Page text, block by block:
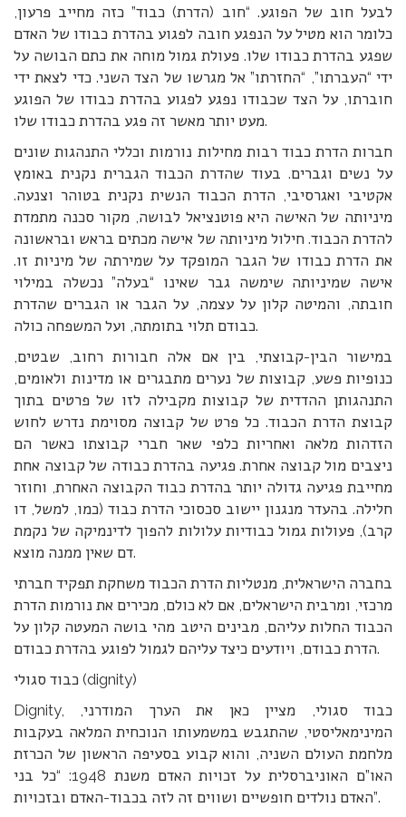
לבעל חוב של הפוגע. “חוב (הדרת) כבוד” כזה מחייב פרעון,
כלומר הוא מטיל על הנפגע חובה לפגוע בהדרת כבודו של האדם
שפגע בהדרת כבודו שלו. פעולת גמול מוחה את כתם הבושה על
ידי “העברתו”, “החזרתו” אל מגרשו של הצד השני. כדי לצאת ידי
חוברתו, על הצד שכבודו נפגע לפגוע בהדרת כבודו של הפוגע
מעט יותר מאשר זה פגע בהדרת כבודו שלו.
חברות הדרת כבוד רבות מחילות נורמות וכללי התנהגות שונים
על נשים וגברים. בעוד שהדרת הכבוד הגברית נקנית באומץ
אקטיבי ואגרסיבי, הדרת הכבוד הנשית נקנית בטוהר וצנעה.
מיניותה של האישה היא פוטנציאל לבושה, מקור סכנה מתמדת
להדרת הכבוד. חילול מיניותה של אישה מכתים בראש ובראשונה
את הדרת כבודו של הגבר המופקד על שמירתה של מיניות זו.
אישה שמיניותה שימשה גבר שאינו “בעלה” נכשלה במילוי
חובתה, והמיטה קלון על עצמה, על הגבר או הגברים שהדרת
כבודם תלוי בתומתה, ועל המשפחה כולה.
במישור הבין-קבוצתי, בין אם אלה חבורות רחוב, שבטים,
כנופיות פשע, קבוצות של נערים מתבגרים או מדינות ולאומים,
התנהגותן ההדדית של קבוצות מקבילה לזו של פרטים בתוך
קבוצת הדרת הכבוד. כל פרט של קבוצה מסוימת נדרש לחוש
הזדהות מלאה ואחריות כלפי שאר חברי קבוצתו כאשר הם
ניצבים מול קבוצה אחרת. פגיעה בהדרת כבודה של קבוצה אחת
מחייבת פגיעה גדולה יותר בהדרת כבוד הקבוצה האחרת, וחוזר
חלילה. בהעדר מנגנון יישוב סכסוכי הדרת כבוד (כמו, למשל, דו
קרב), פעולות גמול כבודיות עלולות להפוך לדינמיקה של נקמת
דם שאין ממנה מוצא.
בחברה הישראלית, מנטליות הדרת הכבוד משחקת תפקיד חברתי
מרכזי, ומרבית הישראלים, אם לא כולם, מכירים את נורמות הדרת
הכבוד החלות עליהם, מבינים היטב מהי בושה המעטה קלון על
הדרת כבודם, ויודעים כיצד עליהם לגמול לפוגע בהדרת כבודם.
כבוד סגולי (dignity)
Dignity, כבוד סגולי, מציין כאן את הערך המודרני,
המינימאליסטי, שהתגבש במשמעותו הנוכחית המלאה בעקבות
מלחמת העולם השניה, והוא קבוע בסעיפה הראשון של הכרזת
האו”ם האוניברסלית על זכויות האדם משנת 1948: “כל בני
האדם נולדים חופשיים ושווים זה לזה בכבוד-האדם ובזכויות”.